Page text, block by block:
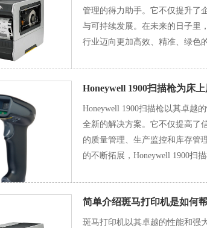
管理的得力助手。它不仅提升了
与可持续发展。在未来的日子里
行业迈向更加高效、精准、绿色
Honeywell 1900扫描枪为床
Honeywell 1900扫描枪以其卓越
全新的解决方案。它不仅提高了
的质量管理、生产监控和库存管
的不断拓展，Honeywell 1900扫
简单介绍斑马打印机是如何
斑马打印机以其卓越的性能和强